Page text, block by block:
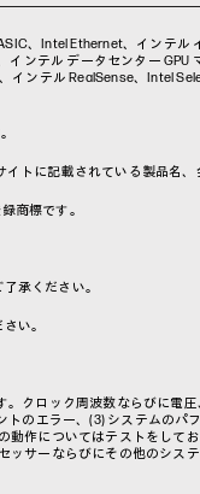
、Intel Ethernet、インテ
ンテル データセンター
ンテル RealSense、Intel
トに記載されている製品名
商標です。
承ください。
い。
クロック周波数ならびに電
のエラー、(3) システムの
作についてはテストをし
サーならびにその他のシ